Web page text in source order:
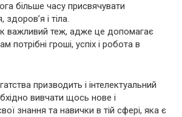
більше часу присвячувати
і тіла.
важливий теж, адже це допомагає
потрібні гроші, успіх і робота в
призводить і інтелектуальний
вивчати щось нове і
знання та навички в тій сфері, яка є